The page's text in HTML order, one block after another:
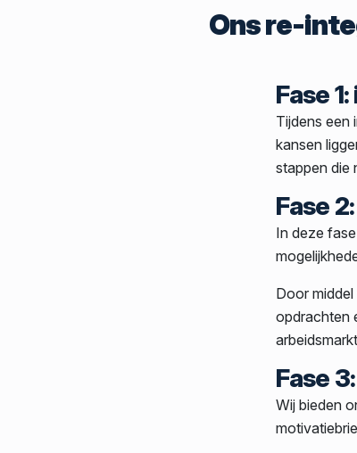
Ons re-
Fase 1:
Tijdens een
kansen
stappen die
Fase 2:
In deze
Door
opdrachten
Fase 3:
Wij bieden